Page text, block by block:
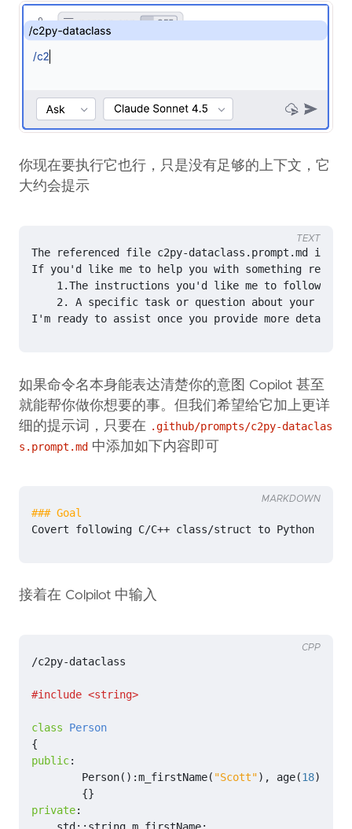
你现在要执行它也行，只是没有足够的上下文，它
大约会提示
TEXT
如果命令名本身能表达清楚你的意图 Copilot 甚至
就能帮你做你想要的事。但我们希望给它加上更详
细的提示词，只要在 .github/prompts/c2py-dataclas
s.prompt.md 中添加如下内容即可
Covert following C/C++ class/struct to Python
MARKDOWN
接着在 Colpilot 中输入
/c2py-dataclass
#include <string>
class
Person
{
public:
Person() :m_firstName( "Scott"), age(18)
{}
private:
CPP